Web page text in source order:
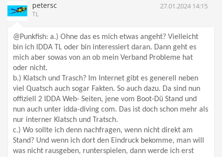
petersc
TL
27.01.2024 14:15
@Punkfish: a.) Ohne das es mich etwas angeht? Vielleicht
bin ich IDDA TL oder bin interessiert daran. Dann geht es
mich aber sowas von an ob mein Verband Probleme hat
oder nicht.
b.) Klatsch und Trasch? Im Internet gibt es generell neben
viel Quatsch auch sogar Fakten. So auch dazu. Da sind nun
offiziell 2 IDDA Web- Seiten, jene vom Boot-Dü Stand und
nun auch unter idda-diving com. Das ist doch schon mehr als
nur interner Klatsch und Tratsch.
c.) Wo sollte ich denn nachfragen, wenn nicht direkt am
Stand? Und wenn ich dort den Eindruck bekomme, man will
was nicht rausgeben, runterspielen, dann werde ich erst